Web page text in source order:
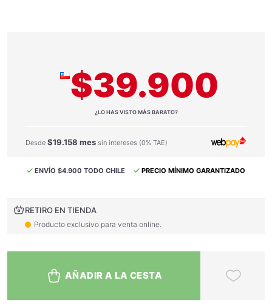
$39.900
¿LO HAS VISTO MÁS BARATO?
Desde $19.158 mes sin intereses (0% TAE)
ENVÍO $4.900 TODO CHILE PRECIO MÍNIMO GARANTIZADO
RETIRO EN TIENDA
Producto exclusivo para venta online.
AÑADIR A LA CESTA